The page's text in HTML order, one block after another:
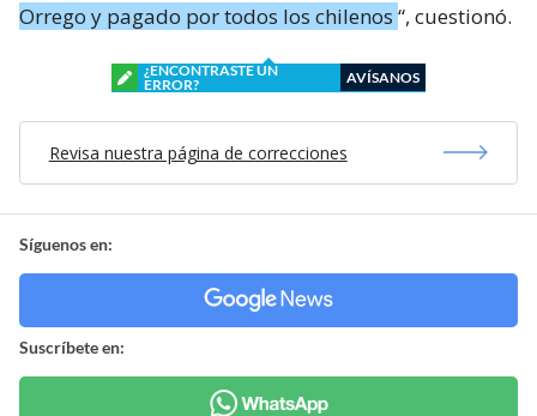
Orrego y pagado por todos los chilenos “, cuestionó.
¿ENCONTRASTE UN
ERROR?
AVÍSANOS
Revisa nuestra página de correcciones
Síguenos en:
Suscríbete en: